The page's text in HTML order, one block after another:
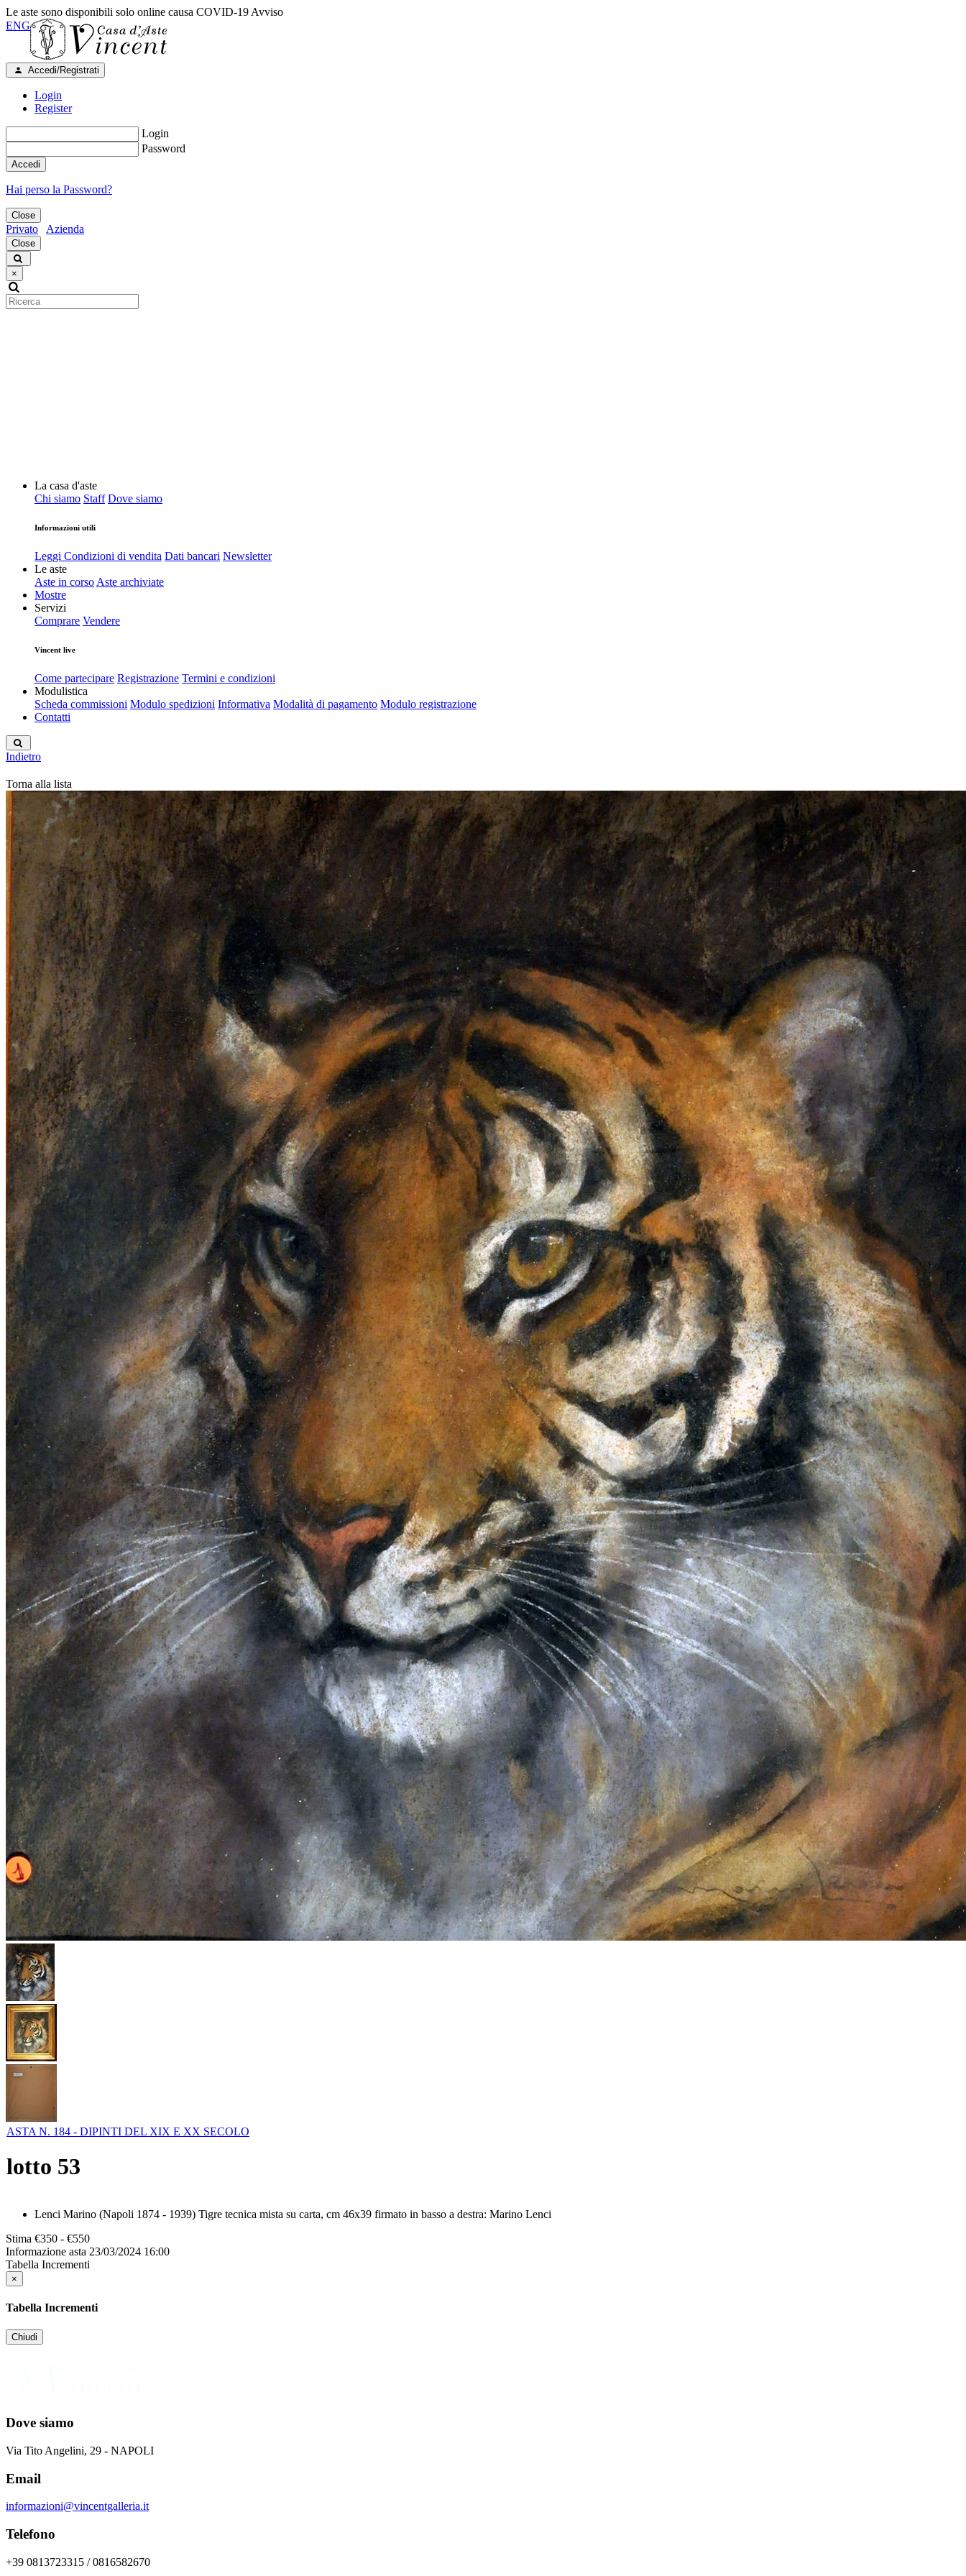
Le aste sono disponibili solo online causa COVID-19 Avviso
ENG
Accedi/Registrati
Login
Register
Login
Password
Accedi
Hai perso la Password?
Close
Privato Azienda
Close
×
La casa d'aste
Chi siamo Staff Dove siamo
Informazioni utili
Leggi Condizioni di vendita Dati bancari Newsletter
Le aste
Aste in corso Aste archiviate
Mostre
Servizi
Comprare Vendere
Vincent live
Come partecipare Registrazione Termini e condizioni
Modulistica
Scheda commissioni Modulo spedizioni Informativa Modalità di pagamento Modulo registrazione
Contatti
Indietro
Torna alla lista
ASTA N. 184 - DIPINTI DEL XIX E XX SECOLO
lotto 53
Lenci Marino (Napoli 1874 - 1939) Tigre tecnica mista su carta, cm 46x39 firmato in basso a destra: Marino Lenci
Stima €350 - €550
Informazione asta 23/03/2024 16:00
Tabella Incrementi
×
Tabella Incrementi
Chiudi
Dove siamo
Via Tito Angelini, 29 - NAPOLI
Email
informazioni@vincentgalleria.it
Telefono
+39 0813723315 / 0816582670